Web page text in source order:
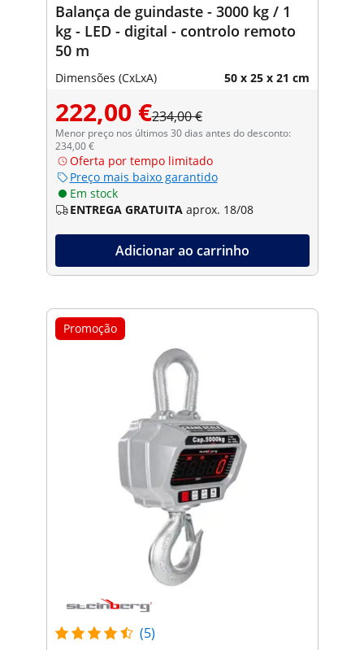
Balança de guindaste - 3000 kg / 1
kg - LED - digital - controlo remoto
50 m
Dimensões (CxLxA) 50 x 25 x 21 cm
222,00 €234,00 €
Menor preço nos últimos 30 dias antes do desconto:
234,00 €
Oferta por tempo limitado
Preço mais baixo garantido
Em stock
ENTREGA GRATUITA aprox. 18/08
Adicionar ao carrinho
Promoção
(5)